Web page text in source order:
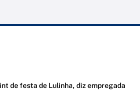
de festa de Lulinha, diz empregada